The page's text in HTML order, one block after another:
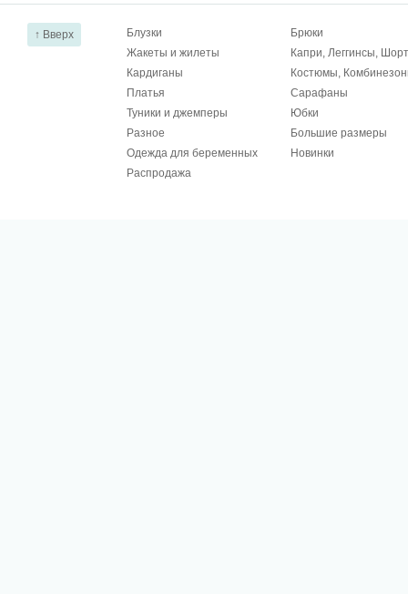
↑ Вверх Блузки
Брюки
Жакеты и жилеты
Капри, Леггинсы,
Кардиганы
Костюмы,
Платья
Сарафаны
Туники и джемперы
Юбки
Разное
Большие размеры
Одежда для беременных
Новинки
Распродажа